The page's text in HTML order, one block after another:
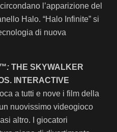
l’apparizione del
Halo. “Halo Infinite” si
di nuova
THE SKYWALKER
INTERACTIVE
a tutti e nove i film della
nuovissimo videogioco
altro. I giocatori